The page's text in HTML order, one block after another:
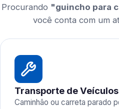
Procurando "guincho para
você conta com um
Transporte de
Caminhão ou carreta parado